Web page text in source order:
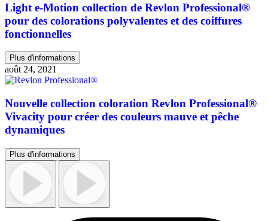
Light e-Motion collection de Revlon Professional®
pour des colorations polyvalentes et des coiffures
fonctionnelles
Plus d'informations
août 24, 2021
Nouvelle collection coloration Revlon Professional®
Vivacity pour créer des couleurs mauve et pêche
dynamiques
Plus d'informations